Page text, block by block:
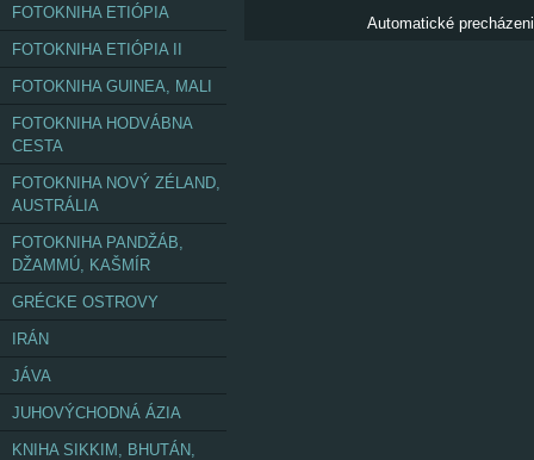
Automatické
FOTOKNIHA ETIÓPIA
FOTOKNIHA ETIÓPIA II
FOTOKNIHA GUINEA, MALI
FOTOKNIHA HODVÁBNA
CESTA
FOTOKNIHA NOVÝ ZÉLAND,
AUSTRÁLIA
FOTOKNIHA PANDŽÁB,
DŽAMMÚ, KAŠMÍR
GRÉCKE OSTROVY
IRÁN
JÁVA
JUHOVÝCHODNÁ ÁZIA
KNIHA SIKKIM, BHUTÁN,